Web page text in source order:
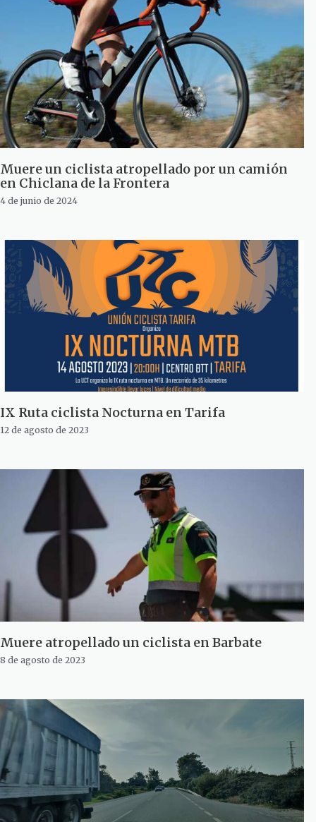
Muere un ciclista atropellado por un camión
en Chiclana de la Frontera
4 de junio de 2024
IX Ruta ciclista Nocturna en Tarifa
12 de agosto de 2023
Muere atropellado un ciclista en Barbate
8 de agosto de 2023